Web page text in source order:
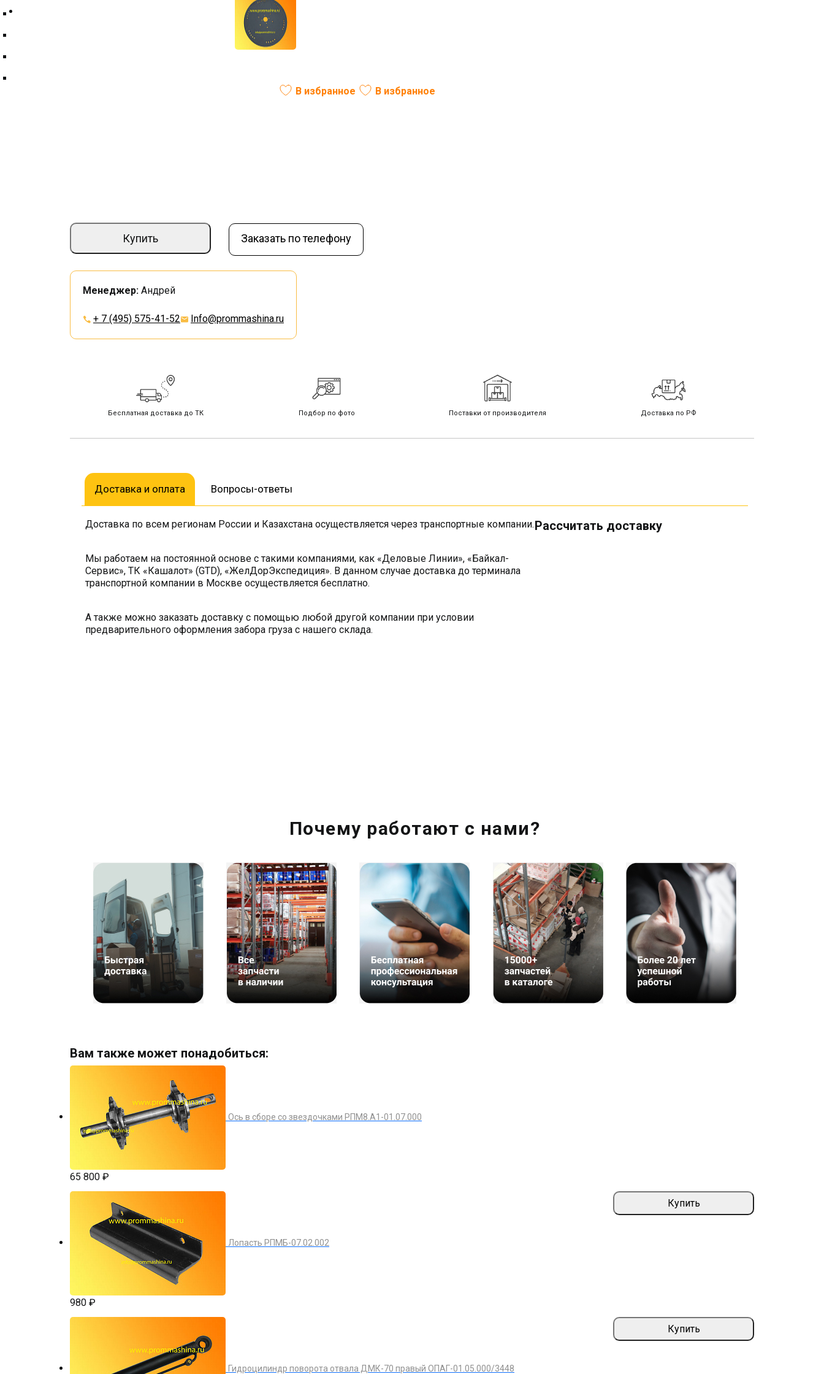
В избранное В избранное
Купить Заказать по телефону
Менеджер: Андрей
+ 7 (495) 575-41-52 Info@prommashina.ru
Бесплатная доставка до ТК Подбор по фото Поставки от производителя Доставка по РФ
Доставка и оплата Вопросы-ответы
Доставка по всем регионам России и Казахстана осуществляется через транспортные компании.
Мы работаем на постоянной основе с такими компаниями, как «Деловые Линии», «Байкал-
Сервис», ТК «Кашалот» (GTD), «ЖелДорЭкспедиция». В данном случае доставка до терминала
транспортной компании в Москве осуществляется бесплатно.
А также можно заказать доставку с помощью любой другой компании при условии
предварительного оформления забора груза с нашего склада.
Рассчитать доставку
Почему работают с нами?
Вам также может понадобиться:
Ось в сборе со звездочками РПМ8.А1-01.07.000
65 800 ₽
Купить
Лопасть РПМБ-07.02.002
980 ₽
Купить
Гидроцилиндр поворота отвала ДМК-70 правый ОПАГ-01.05.000/3448